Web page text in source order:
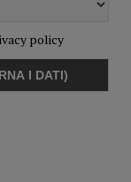
policy